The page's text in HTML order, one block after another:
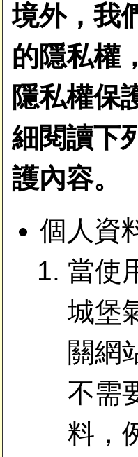
境外，我
的隱私權
隱私權保
細閱讀下
護內容。
個人資
當使
城堡
關網
不需
料，